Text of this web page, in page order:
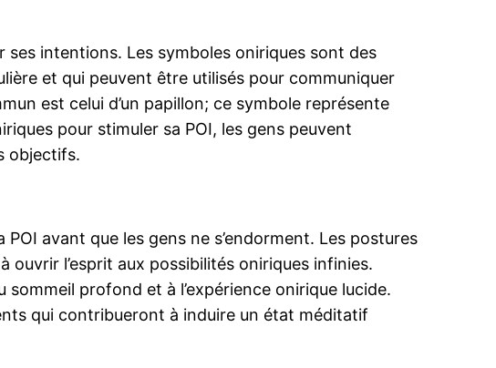
ses intentions. Les symboles oniriques sont des
et qui peuvent être utilisés pour communiquer
est celui d’un papillon; ce symbole représente
pour stimuler sa POI, les gens peuvent
objectifs.
avant que les gens ne s’endorment. Les postures
ouvrir l’esprit aux possibilités oniriques infinies.
profond et à l’expérience onirique lucide.
qui contribueront à induire un état méditatif